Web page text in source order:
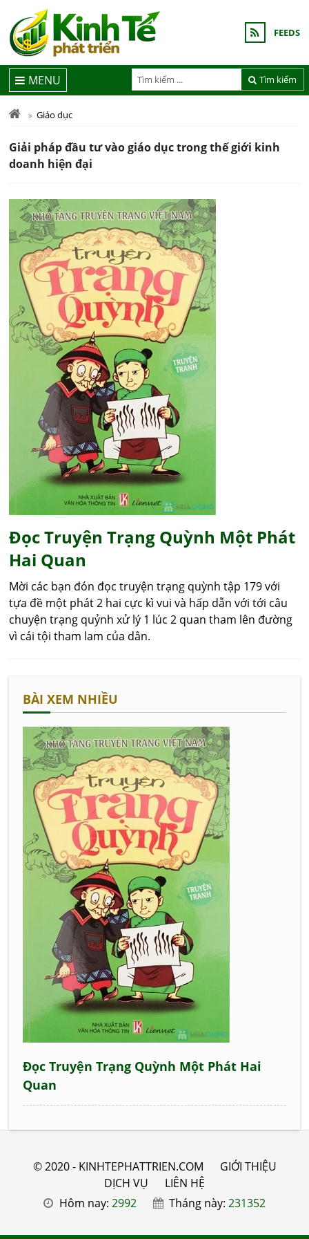
FEEDS
Tìm kiếm
MENU
Giáo dục
Giải pháp đầu tư vào giáo dục trong thế giới kinh
doanh hiện đại
Đọc Truyện Trạng Quỳnh Một Phát
Hai Quan
Mời các bạn đón đọc truyện trạng quỳnh tập 179 với
tựa đề một phát 2 hai cực kì vui và hấp dẫn với tới câu
chuyện trạng quỷnh xử lý 1 lúc 2 quan tham lên đường
vì cái tội tham lam của dân.
BÀI XEM NHIỀU
Đọc Truyện Trạng Quỳnh Một Phát Hai
Quan
© 2020 - KINHTEPHATTRIEN.COM
GIỚI THIỆU
DỊCH VỤ
LIÊN HỆ
Hôm nay: 2992 Tháng này:231352